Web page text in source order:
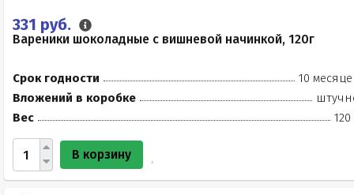
331 руб.
Вареники шоколадные с вишневой начинкой, 120г
Срок годности
10
Вложений в коробке
Вес
120
В корзину